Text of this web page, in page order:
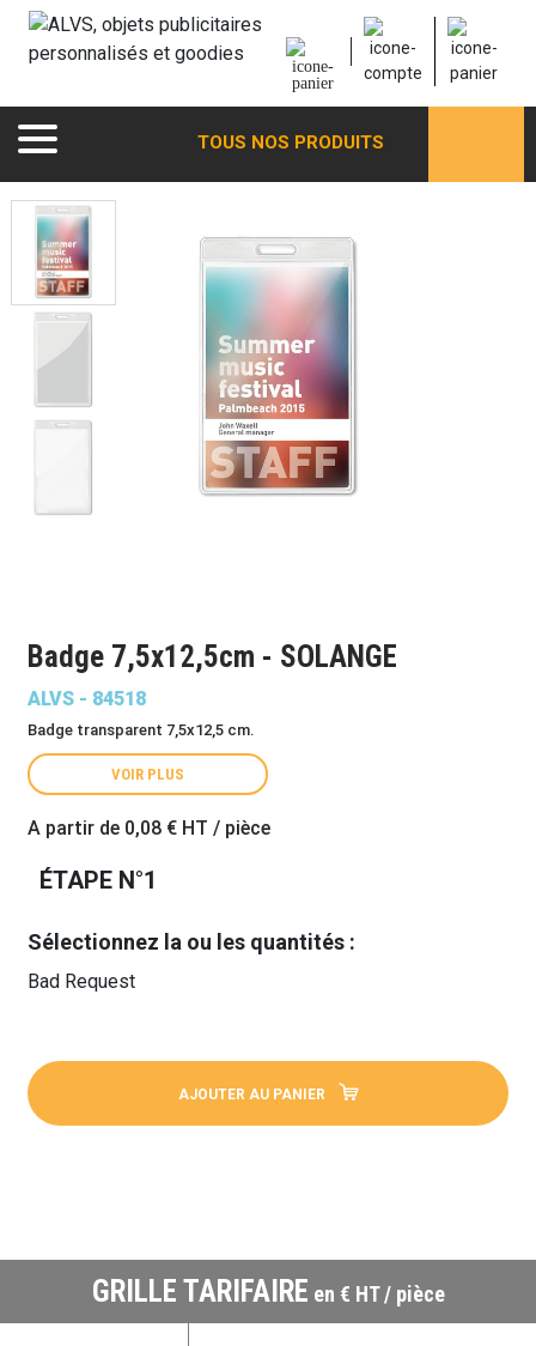
TOUS NOS PRODUITS
Badge 7,5x12,5cm - SOLANGE
ALVS - 84518
Badge transparent 7,5x12,5 cm.
VOIR PLUS
A partir de 0,08 € HT / pièce
ÉTAPE N°1
Sélectionnez la ou les quantités :
Bad Request
AJOUTER AU PANIER
GRILLE TARIFAIRE en € HT / pièce